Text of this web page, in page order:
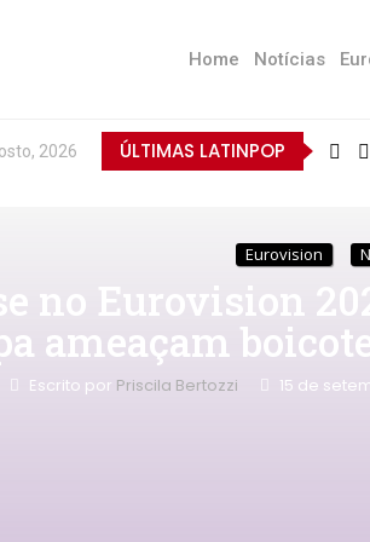
Home Notícias
2026 ÚLTIMAS LATINPOP
Eurovision
no Eurovision
ameaçam
Escrito por Priscila Bertozzi 15 de